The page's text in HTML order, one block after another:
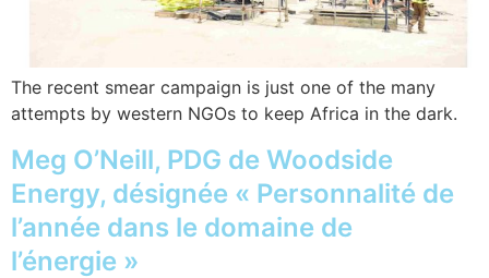
The recent smear campaign is just one of the many
attempts by western NGOs to keep Africa in the dark.
Meg O’Neill, PDG de Woodside
Energy, désignée « Personnalité de
l’année dans le domaine de
l’énergie »